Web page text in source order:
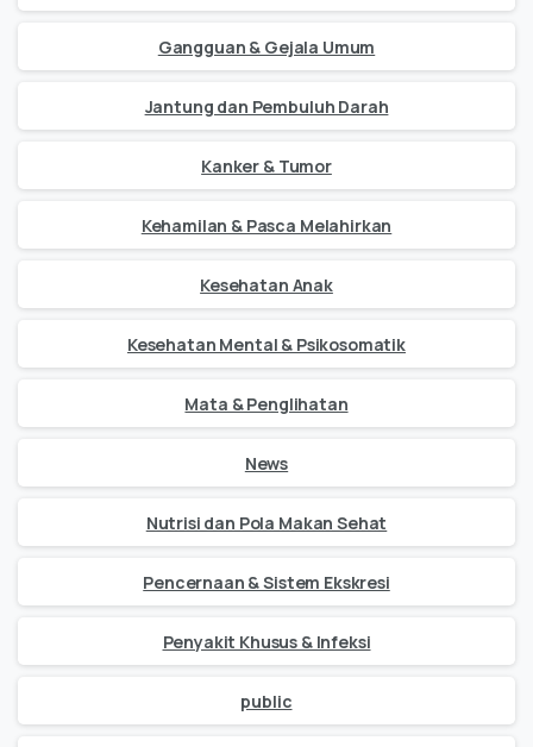
Gangguan & Gejala Umum
Jantung dan Pembuluh Darah
Kanker & Tumor
Kehamilan & Pasca Melahirkan
Kesehatan Anak
Kesehatan Mental & Psikosomatik
Mata & Penglihatan
News
Nutrisi dan Pola Makan Sehat
Pencernaan & Sistem Ekskresi
Penyakit Khusus & Infeksi
public